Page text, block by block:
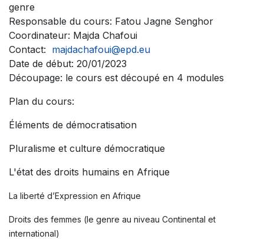
genre
Responsable du cours: Fatou Jagne Senghor
Coordinateur: Majda Chafoui
Contact: majdachafoui@epd.eu
Date de début: 20/01/2023
Découpage: le cours est découpé en 4 modules
Plan du cours:
Éléments de démocratisation
Pluralisme et culture démocratique
L'état des droits humains en Afrique
La liberté d’Expression en Afrique
Droits des femmes (le genre au niveau Continental et
international)